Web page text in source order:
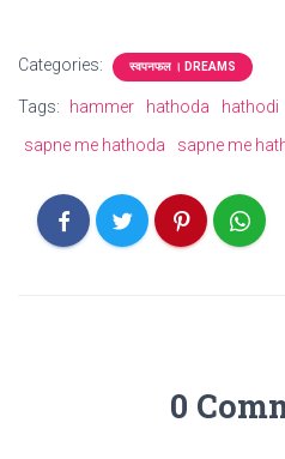
Categories: स्वपनफल । DREAMS
Tags: hammer hathoda hathodi
sapne me hathoda
sapne me
0